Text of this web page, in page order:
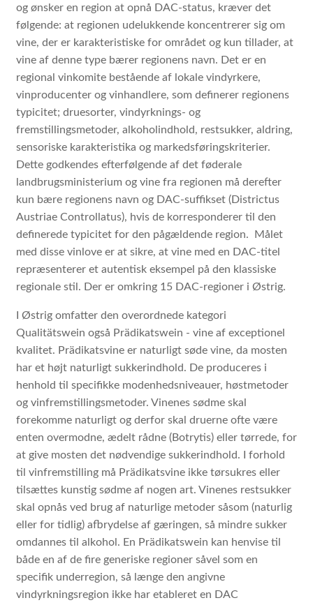
og ønsker en region at opnå DAC-status, kræver det
følgende: at regionen udelukkende koncentrerer sig om
vine, der er karakteristiske for området og kun tillader, at
vine af denne type bærer regionens navn. Det er en
regional vinkomite bestående af lokale vindyrkere,
vinproducenter og vinhandlere, som definerer regionens
typicitet; druesorter, vindyrknings- og
fremstillingsmetoder, alkoholindhold, restsukker, aldring,
sensoriske karakteristika og markedsføringskriterier.
Dette godkendes efterfølgende af det føderale
landbrugsministerium og vine fra regionen må derefter
kun bære regionens navn og DAC-suffikset (Districtus
Austriae Controllatus), hvis de korresponderer til den
definerede typicitet for den pågældende region. Målet
med disse vinlove er at sikre, at vine med en DAC-titel
repræsenterer et autentisk eksempel på den klassiske
regionale stil. Der er omkring 15 DAC-regioner i Østrig.
I Østrig omfatter den overordnede kategori
Qualitätswein også Prädikatswein - vine af exceptionel
kvalitet. Prädikatsvine er naturligt søde vine, da mosten
har et højt naturligt sukkerindhold. De produceres i
henhold til specifikke modenhedsniveauer, høstmetoder
og vinfremstillingsmetoder. Vinenes sødme skal
forekomme naturligt og derfor skal druerne ofte være
enten overmodne, ædelt rådne (Botrytis) eller tørrede, for
at give mosten det nødvendige sukkerindhold. I forhold
til vinfremstilling må Prädikatsvine ikke tørsukres eller
tilsættes kunstig sødme af nogen art. Vinenes restsukker
skal opnås ved brug af naturlige metoder såsom (naturlig
eller for tidlig) afbrydelse af gæringen, så mindre sukker
omdannes til alkohol. En Prädikatswein kan henvise til
både en af de fire generiske regioner såvel som en
specifik underregion, så længe den angivne
vindyrkningsregion ikke har etableret en DAC